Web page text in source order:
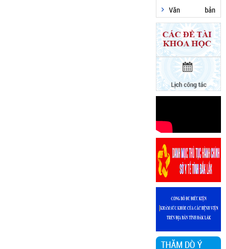
Văn bản
152/DS-
TTYTDanh sách
người thực hành
khám bệnh,
chữa bệnh từ
ngày
25/11/2024
Văn bản
người thực hành
khám bệnh,
chữa bệnh từ
ngày
25/11/2024
Văn bản 24/KH-
hiện Chương
trình hành động
thực hiện Nghị
quyết số 01/NQ-
CP ngày
THĂM DÒ Ý